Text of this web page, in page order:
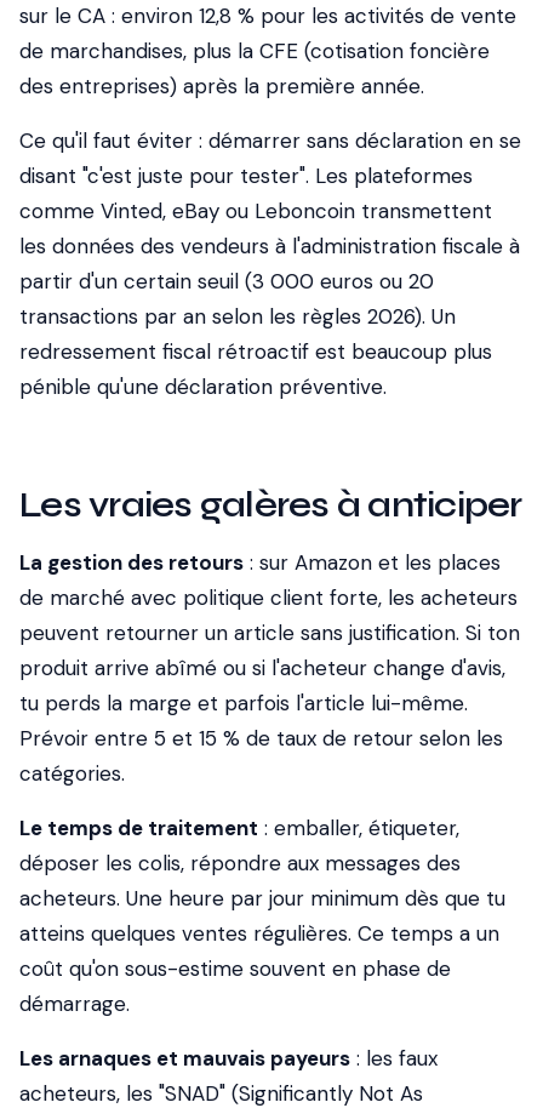
sur le CA : environ 12,8 % pour les activités de vente
de marchandises, plus la CFE (cotisation foncière
des entreprises) après la première année.
Ce qu'il faut éviter : démarrer sans déclaration en se
disant "c'est juste pour tester". Les plateformes
comme Vinted, eBay ou Leboncoin transmettent
les données des vendeurs à l'administration fiscale à
partir d'un certain seuil (3 000 euros ou 20
transactions par an selon les règles 2026). Un
redressement fiscal rétroactif est beaucoup plus
pénible qu'une déclaration préventive.
Les vraies galères à anticiper
La gestion des retours : sur Amazon et les places
de marché avec politique client forte, les acheteurs
peuvent retourner un article sans justification. Si ton
produit arrive abîmé ou si l'acheteur change d'avis,
tu perds la marge et parfois l'article lui-même.
Prévoir entre 5 et 15 % de taux de retour selon les
catégories.
Le temps de traitement : emballer, étiqueter,
déposer les colis, répondre aux messages des
acheteurs. Une heure par jour minimum dès que tu
atteins quelques ventes régulières. Ce temps a un
coût qu'on sous-estime souvent en phase de
démarrage.
Les arnaques et mauvais payeurs : les faux
acheteurs, les "SNAD" (Significantly Not As